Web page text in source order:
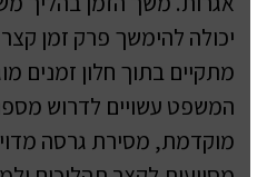
יכולה להימשך פרק זמן קצר
מתקיים בתוך חלון זמנים
המשפט עשויים לדרוש
מוקדמת, מסירת גרסה